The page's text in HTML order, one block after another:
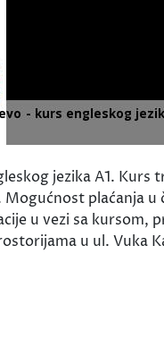
jezika A1.
Mogućnost plaćanja
u vezi sa
u ul. Vuka